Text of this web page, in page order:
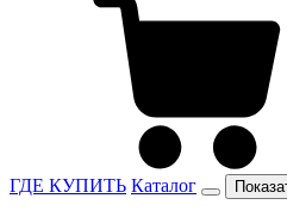
ГДЕ КУПИТЬ Каталог